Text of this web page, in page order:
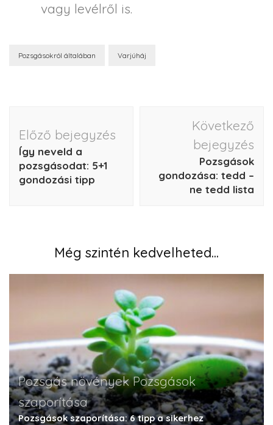
vagy levélről is.
Pozsgásokról általában Varjúháj
Előző bejegyzés
Így neveld a
pozsgásodat: 5+1
gondozási tipp
Következő
bejegyzés
Pozsgások
gondozása: tedd –
ne tedd lista
Még szintén kedvelheted...
Pozsgás növények Pozsgások
szaporítása
Pozsgások szaporítása: 6 tipp a sikerhez